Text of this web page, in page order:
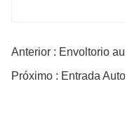
Anterior : Envoltorio
Próximo : Entrada